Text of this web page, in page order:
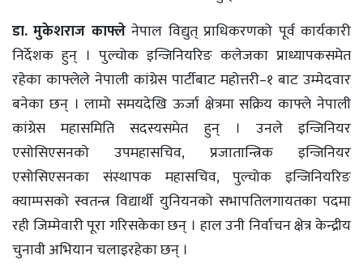
डा. मुकेशराज काफ्लेनेपाल विद्युत् प्राधिकरणको पूर्व कार्यकारी
निर्देशक हुन् । पुल्चोक इन्जिनियरिङ कलेजका प्राध्यापकसमेत
रहेका काफ्लेले नेपाली कांग्रेस पार्टीबाट महोत्तरी–१ बाट उम्मेदवार
बनेका छन् । लामो समयदेखि ऊर्जा क्षेत्रमा सक्रिय काफ्ले नेपाली
कांग्रेस महासमिति सदस्यसमेत हुन् । उनले इन्जिनियर
एसोसिएसनको उपमहासचिव, प्रजातान्त्रिक इन्जिनियर
एसोसिएसनका संस्थापक महासचिव, पुल्चोक इन्जिनियरिङ
क्याम्पसको स्वतन्त्र विद्यार्थी युनियनको सभापतिलगायतका पदमा
रही जिम्मेवारी पूरा गरिसकेका छन् । हाल उनी निर्वाचन क्षेत्र केन्द्रीय
चुनावी अभियान चलाइरहेका छन् ।